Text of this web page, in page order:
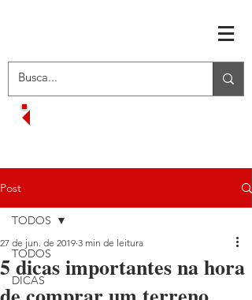
Post
TODOS
DICAS
TODOS
5 dicas importantes na hora
27 de jun. de 2019 3 min de leitura